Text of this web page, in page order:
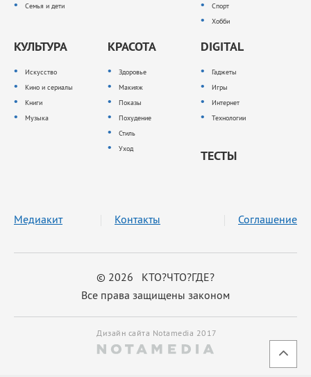
Семья и дети
Спорт
Хобби
КУЛЬТУРА
Искусство
Кино и сериалы
Книги
Музыка
КРАСОТА
Здоровье
Макияж
Показы
Похудение
Стиль
Уход
DIGITAL
Гаджеты
Игры
Интернет
Технологии
ТЕСТЫ
© 2026 КТО?ЧТО?ГДЕ?
Все права защищены законом
Медиакит Контакты Соглашение
Дизайн сайта Notamedia 2017